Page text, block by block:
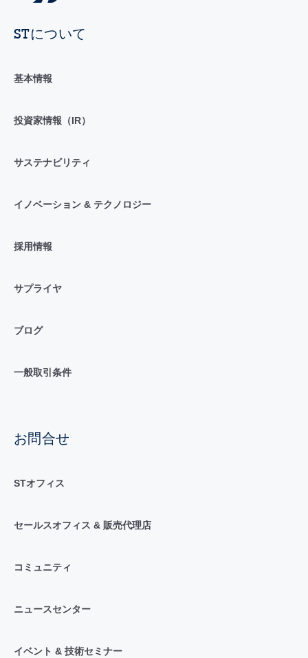
STについて
基本情報
投資家情報（IR）
サステナビリティ
イノベーション & テクノロジー
採用情報
サプライヤ
ブログ
一般取引条件
お問合せ
STオフィス
セールスオフィス & 販売代理店
コミュニティ
ニュースセンター
イベント & 技術セミナー